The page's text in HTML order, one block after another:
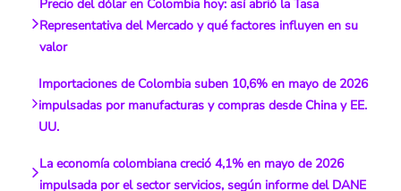
Precio del dólar en Colombia hoy: así abrió la Tasa
Representativa del Mercado y qué factores influyen en su
valor
Importaciones de Colombia suben 10,6% en mayo de 2026
impulsadas por manufacturas y compras desde China y EE.
UU.
La economía colombiana creció 4,1% en mayo de 2026
impulsada por el sector servicios, según informe del DANE